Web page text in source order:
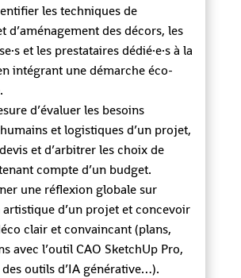
les techniques de
d’aménagement des décors, les
et les prestataires dédié·e·s à la
intégrant une démarche éco-
d’évaluer les besoins
et logistiques d’un projet,
et d’arbitrer les choix de
compte d’un budget.
une réflexion globale sur
d’un projet et concevoir
clair et convaincant (plans,
avec l’outil CAO SketchUp Pro,
outils d’IA générative…).